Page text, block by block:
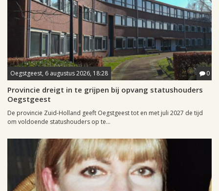
Oegstgeest, 6 augustus 2026, 18:28 0
Provincie dreigt in te grijpen bij opvang statushouders
Oegstgeest
De provincie Zuid-Holland geeft Oegstgeest tot en met juli 2027 de tijd
om voldoende statushouders op te...